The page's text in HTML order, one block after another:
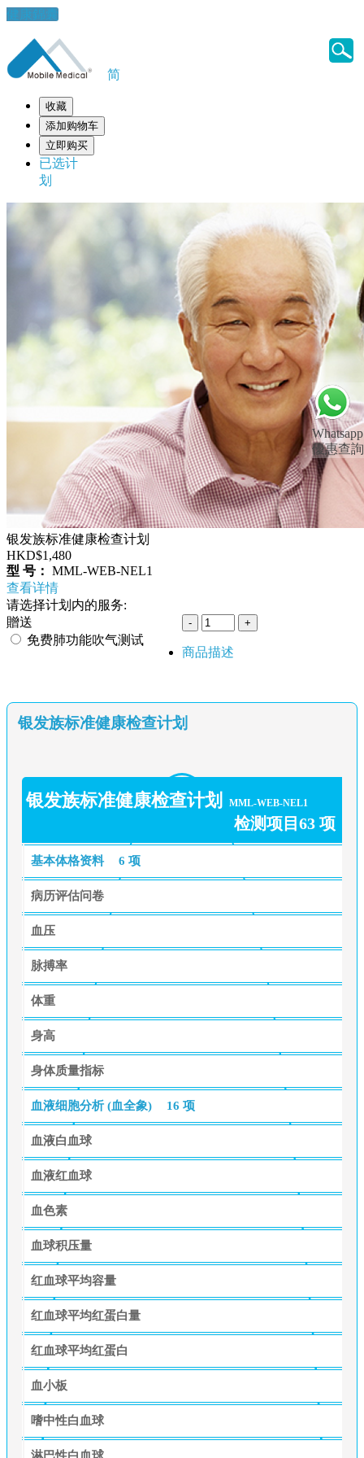
健康錦囊
Whatsapp
優惠查詢
简
收藏
添加购物车
立即购买
已选计
划
银发族标准健康检查计划
HKD$1,480
型 号： MML-WEB-NEL1
查看详情
请选择计划内的服务:
贈送
免费肺功能吹气测试
商品描述
银发族标准健康检查计划
银发族标准健康检查计划 MML-WEB-NEL1
检测项目63 项
基本体格资料 6 项
病历评估问卷
血压
脉搏率
体重
身高
身体质量指标
血液细胞分析 (血全象) 16 项
血液白血球
血液红血球
血色素
血球积压量
红血球平均容量
红血球平均红蛋白量
红血球平均红蛋白
血小板
嗜中性白血球
淋巴性白血球